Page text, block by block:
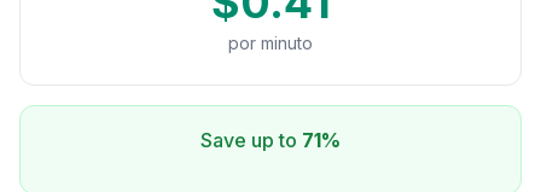
por minuto
Save up to 71%